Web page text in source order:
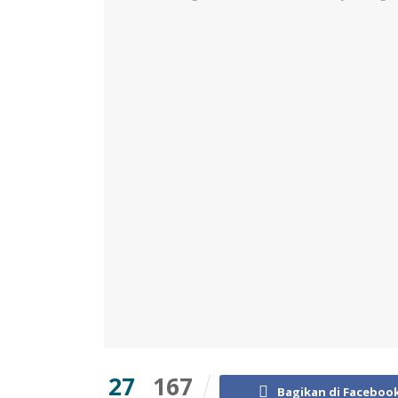
27 167 Bagikan di